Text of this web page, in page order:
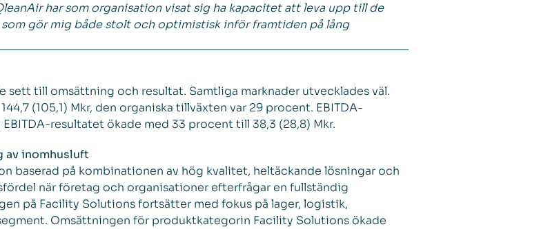
har som organisation visat sig ha kapacitet att leva upp till de
gör mig både stolt och optimistisk inför framtiden på lång
sett till omsättning och resultat. Samtliga marknader utvecklades väl.
(105,1) Mkr, den organiska tillväxten var 29 procent. EBITDA-
resultatet ökade med 33 procent till 38,3 (28,8) Mkr.
av inomhusluft
baserad på kombinationen av hög kvalitet, heltäckande lösningar och
när företag och organisationer efterfrågar en fullständig
på Facility Solutions fortsätter med fokus på lager, logistik,
Omsättningen för produktkategorin Facility Solutions ökade